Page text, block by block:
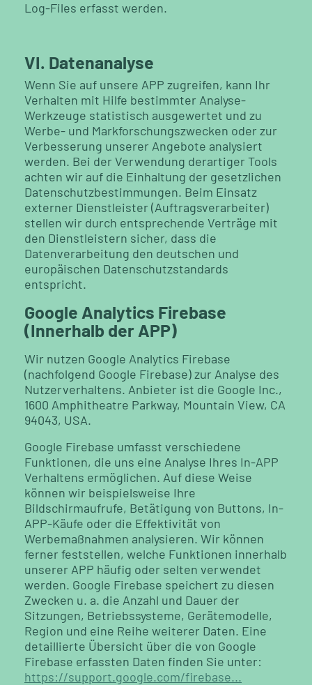
Log-Files erfasst werden.
VI. Datenanalyse
Wenn Sie auf unsere APP zugreifen, kann Ihr
Verhalten mit Hilfe bestimmter Analyse-
Werkzeuge statistisch ausgewertet und zu
Werbe- und Markforschungszwecken oder zur
Verbesserung unserer Angebote analysiert
werden. Bei der Verwendung derartiger Tools
achten wir auf die Einhaltung der gesetzlichen
Datenschutzbestimmungen. Beim Einsatz
externer Dienstleister (Auftragsverarbeiter)
stellen wir durch entsprechende Verträge mit
den Dienstleistern sicher, dass die
Datenverarbeitung den deutschen und
europäischen Datenschutzstandards
entspricht.
Google Analytics Firebase
(Innerhalb der APP)
Wir nutzen Google Analytics Firebase
(nachfolgend Google Firebase) zur Analyse des
Nutzerverhaltens. Anbieter ist die Google Inc.,
1600 Amphitheatre Parkway, Mountain View, CA
94043, USA.
Google Firebase umfasst verschiedene
Funktionen, die uns eine Analyse Ihres In-APP
Verhaltens ermöglichen. Auf diese Weise
können wir beispielsweise Ihre
Bildschirmaufrufe, Betätigung von Buttons, In-
APP-Käufe oder die Effektivität von
Werbemaßnahmen analysieren. Wir können
ferner feststellen, welche Funktionen innerhalb
unserer APP häufig oder selten verwendet
werden. Google Firebase speichert zu diesen
Zwecken u. a. die Anzahl und Dauer der
Sitzungen, Betriebssysteme, Gerätemodelle,
Region und eine Reihe weiterer Daten. Eine
detaillierte Übersicht über die von Google
Firebase erfassten Daten finden Sie unter:
https://support.google.com/firebase...